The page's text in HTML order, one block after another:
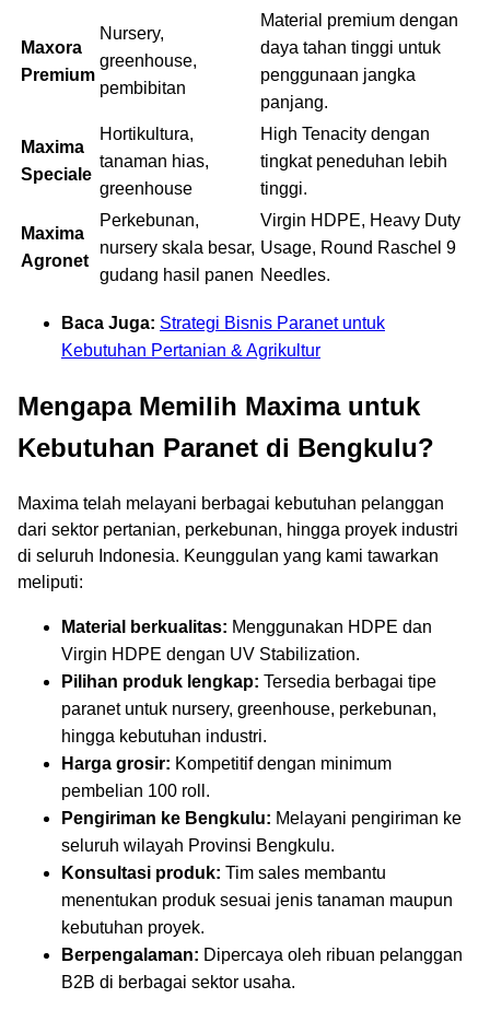
Maxora
Premium
Nursery,
greenhouse,
pembibitan
Material premium dengan
daya tahan tinggi untuk
penggunaan jangka
panjang.
Maxima
Speciale
Hortikultura,
tanaman hias,
greenhouse
High Tenacity dengan
tingkat peneduhan lebih
tinggi.
Maxima
Agronet
Perkebunan,
nursery skala besar,
gudang hasil panen
Virgin HDPE, Heavy Duty
Usage, Round Raschel 9
Needles.
Baca Juga: Strategi Bisnis Paranet untuk
Kebutuhan Pertanian & Agrikultur
Mengapa Memilih Maxima untuk
Kebutuhan Paranet di Bengkulu?
Maxima telah melayani berbagai kebutuhan pelanggan
dari sektor pertanian, perkebunan, hingga proyek industri
di seluruh Indonesia. Keunggulan yang kami tawarkan
meliputi:
Material berkualitas: Menggunakan HDPE dan
Virgin HDPE dengan UV Stabilization.
Pilihan produk lengkap: Tersedia berbagai tipe
paranet untuk nursery, greenhouse, perkebunan,
hingga kebutuhan industri.
Harga grosir: Kompetitif dengan minimum
pembelian 100 roll.
Pengiriman ke Bengkulu: Melayani pengiriman ke
seluruh wilayah Provinsi Bengkulu.
Konsultasi produk: Tim sales membantu
menentukan produk sesuai jenis tanaman maupun
kebutuhan proyek.
Berpengalaman: Dipercaya oleh ribuan pelanggan
B2B di berbagai sektor usaha.